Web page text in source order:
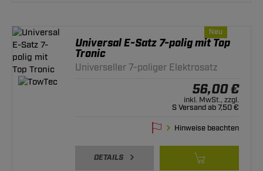
Neu
Universal E-Satz 7-polig mit Top
Tronic
Universeller 7-poliger Elektrosatz
56,00 €
inkl. MwSt., zzgl.
S Versand ab 7,50 €
Hinweise beachten
DETAILS